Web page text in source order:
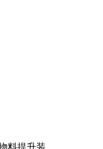
料提升装 .